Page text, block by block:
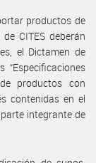
productos de
CITES deberán
el Dictamen de
“Especificaciones
productos con
contenidas en el
integrante de